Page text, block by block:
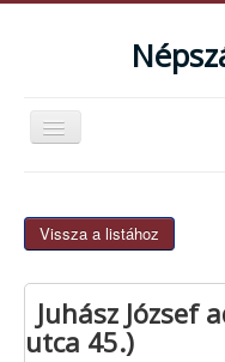
Navigáció
váltása
Bemutatkozás
Teljes lista
Agostyán
Vissza a listához
Juhász József
utca 45.)